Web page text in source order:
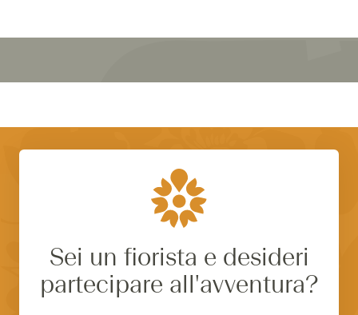
Sei un fiorista e desideri
partecipare all'avventura?